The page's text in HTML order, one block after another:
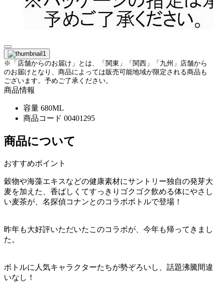
※「店舗からのお届け」とは、「関東」「関西」「九州」店舗から
のお届けとなり、商品によっては販売可能地域が限定される商品も
ございます。予めご了承ください。
商品情報
容量 680ML
商品コード 00401295
商品について
おすすめポイント
穀物や海藻エキスなどの健康素材にサントリー独自の発芽大
麦を加えた、香ばしくてすっきりゴクゴク飲める体にやさし
い麦茶が、名探偵コナンとのコラボボトルで登場！
昨年も大好評いただいたこのコラボが、今年も帰ってきまし
た。
ボトルに人気キャラクターたちが勢ぞろいし、話題沸騰間違
いなし！